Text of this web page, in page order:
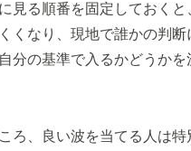
見る順番を固定しておくと
くなり、現地で誰かの判
分の基準で入るかどうかを
ろ、良い波を当てる人は特